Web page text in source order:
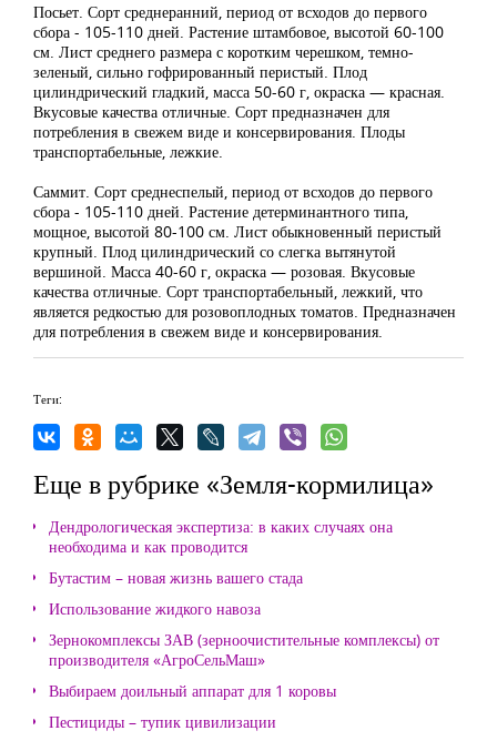
Посьет. Сорт среднеранний, период от всходов до первого
сбора - 105-110 дней. Растение штамбовое, высотой 60-100
см. Лист среднего размера с коротким черешком, темно-
зеленый, сильно гофрированный перистый. Плод
цилиндрический гладкий, масса 50-60 г, окраска — красная.
Вкусовые качества отличные. Сорт предназначен для
потребления в свежем виде и консервирования. Плоды
транспортабельные, лежкие.
Саммит. Сорт среднеспелый, период от всходов до первого
сбора - 105-110 дней. Растение детерминантного типа,
мощное, высотой 80-100 см. Лист обыкновенный перистый
крупный. Плод цилиндрический со слегка вытянутой
вершиной. Масса 40-60 г, окраска — розовая. Вкусовые
качества отличные. Сорт транспортабельный, лежкий, что
является редкостью для розовоплодных томатов. Предназначен
для потребления в свежем виде и консервирования.
Теги:
Еще в рубрике «Земля-кормилица»
Дендрологическая экспертиза: в каких случаях она
необходима и как проводится
Бутастим – новая жизнь вашего стада
Использование жидкого навоза
Зернокомплексы ЗАВ (зерноочистительные комплексы) от
производителя «АгроСельМаш»
Выбираем доильный аппарат для 1 коровы
Пестициды – тупик цивилизации